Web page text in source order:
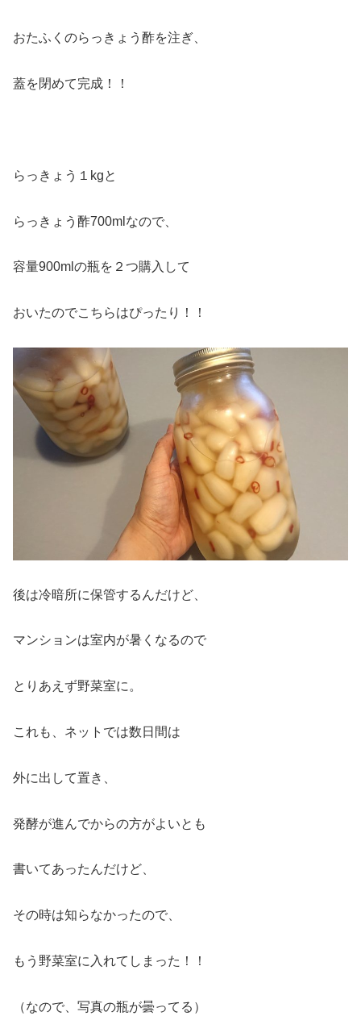
おたふくのらっきょう酢を注ぎ、
蓋を閉めて完成！！
らっきょう１kgと
らっきょう酢700mlなので、
容量900mlの瓶を２つ購入して
おいたのでこちらはぴったり！！
後は冷暗所に保管するんだけど、
マンションは室内が暑くなるので
とりあえず野菜室に。
これも、ネットでは数日間は
外に出して置き、
発酵が進んでからの方がよいとも
書いてあったんだけど、
その時は知らなかったので、
もう野菜室に入れてしまった！！
（なので、写真の瓶が曇ってる）